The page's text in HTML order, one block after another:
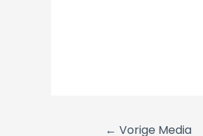
← Vorige Media